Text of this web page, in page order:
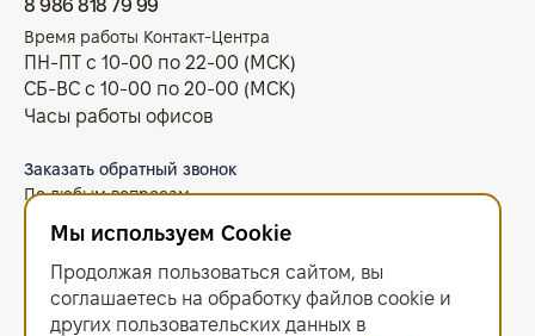
8 986 818 79 99
Время работы Контакт-Центра
ПН-ПТ с 10-00 по 22-00 (МСК)
СБ-ВС с 10-00 по 20-00 (МСК)
Часы работы офисов
Заказать обратный звонок
По любым вопросам
kaz@goldenplata.ru
ул. Галактионова д. 22
Мы используем Cookie
Продолжая пользоваться сайтом, вы
соглашаетесь на обработку файлов сооkiе и
других пользовательских данных в